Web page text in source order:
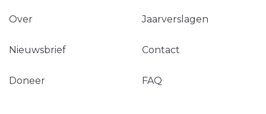
Over Jaarverslagen
Nieuwsbrief Contact
Doneer FAQ